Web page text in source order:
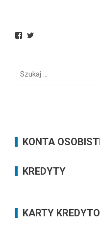
ViewView
KONTA
KREDYTY
KARTY